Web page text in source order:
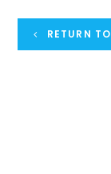
RETURN